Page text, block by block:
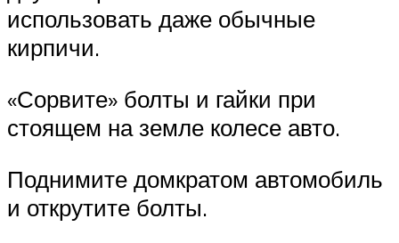
использовать даже обычные
кирпичи.
«Сорвите» болты и гайки при
стоящем на земле колесе авто.
Поднимите домкратом автомобиль
и открутите болты.